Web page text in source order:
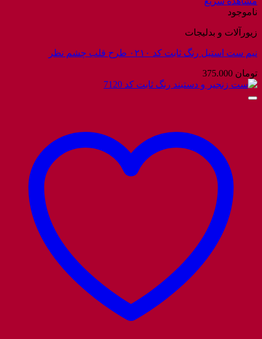
ناموجود
زیورآلات و بدلیجات
نیم ست استیل رنگ ثابت کد ۰۲۱۰ طرح قلب چشم نظر
تومان